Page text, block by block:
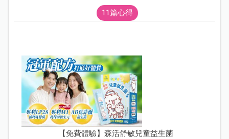
11篇心得
【免費體驗】森活舒敏兒童益生菌